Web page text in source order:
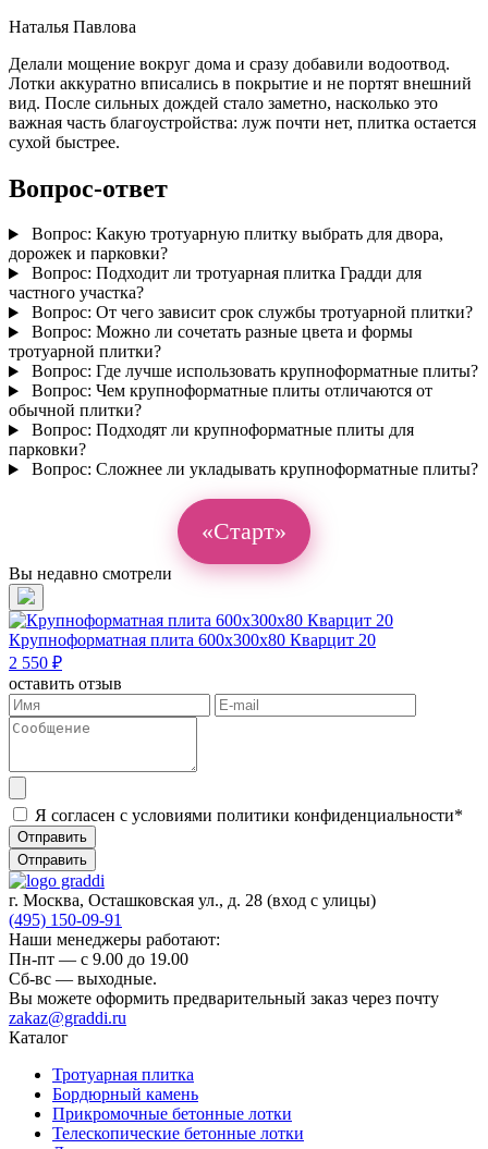
Наталья Павлова
Делали мощение вокруг дома и сразу добавили водоотвод.
Лотки аккуратно вписались в покрытие и не портят внешний
вид. После сильных дождей стало заметно, насколько это
важная часть благоустройства: луж почти нет, плитка остается
сухой быстрее.
Вопрос-ответ
Вопрос: Какую тротуарную плитку выбрать для двора,
дорожек и парковки?
Вопрос: Подходит ли тротуарная плитка Градди для
частного участка?
Вопрос: От чего зависит срок службы тротуарной плитки?
Вопрос: Можно ли сочетать разные цвета и формы
тротуарной плитки?
Вопрос: Где лучше использовать крупноформатные плиты?
Вопрос: Чем крупноформатные плиты отличаются от
обычной плитки?
Вопрос: Подходят ли крупноформатные плиты для
парковки?
Вопрос: Сложнее ли укладывать крупноформатные плиты?
«Старт»
Вы недавно смотрели
Крупноформатная плита 600х300х80 Кварцит 20
2 550 ₽
оставить отзыв
Я согласен с условиями политики конфиденциальности*
Отправить
Отправить
г. Москва, Осташковская ул., д. 28 (вход с улицы)
(495) 150-09-91
Наши менеджеры работают:
Пн-пт — c 9.00 до 19.00
Сб-вс — выходные.
Вы можете оформить предварительный заказ через почту
zakaz@graddi.ru
Каталог
Тротуарная плитка
Бордюрный камень
Прикромочные бетонные лотки
Телескопические бетонные лотки